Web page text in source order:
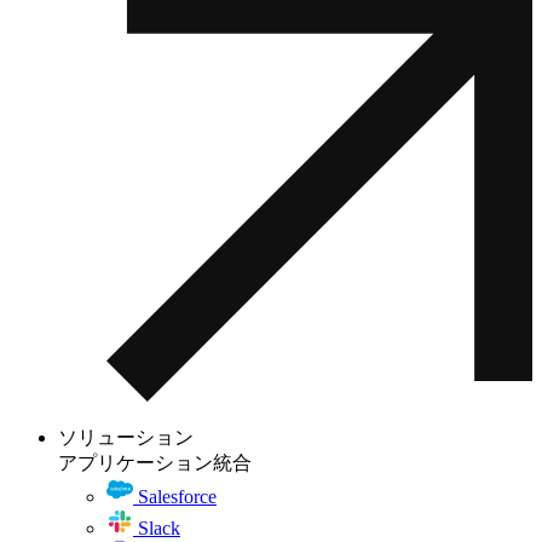
ソリューション
アプリケーション統合
Salesforce
Slack